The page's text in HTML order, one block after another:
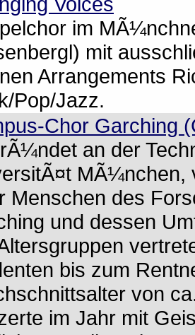
im
mit
Arrangements
Pop/Jazz.
Chor Garching
an der
MÃ¼nchen,
Menschen des
und dessen
bis zum
von
im Jahr mit